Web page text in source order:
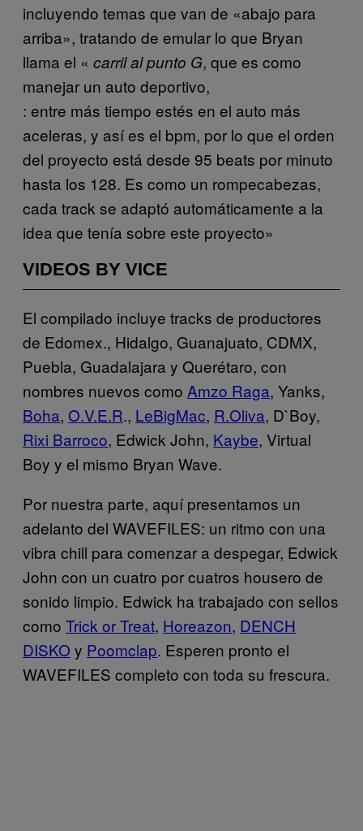
incluyendo temas que van de «abajo para
arriba», tratando de emular lo que Bryan
llama el « carril al punto G, que es como
manejar un auto deportivo,
: entre más tiempo estés en el auto más
aceleras, y así es el bpm, por lo que el orden
del proyecto está desde 95 beats por minuto
hasta los 128. Es como un rompecabezas,
cada track se adaptó automáticamente a la
idea que tenía sobre este proyecto»
VIDEOS BY VICE
El compilado incluye tracks de productores
de Edomex., Hidalgo, Guanajuato, CDMX,
Puebla, Guadalajara y Querétaro, con
nombres nuevos como Amzo Raga, Yanks,
Boha, O.V.E.R., LeBigMac, R.Oliva, D`Boy,
Rixi Barroco, Edwick John, Kaybe, Virtual
Boy y el mismo Bryan Wave.
Por nuestra parte, aquí presentamos un
adelanto del WAVEFILES: un ritmo con una
vibra chill para comenzar a despegar, Edwick
John con un cuatro por cuatros housero de
sonido limpio. Edwick ha trabajado con sellos
como Trick or Treat, Horeazon, DENCH
DISKO y Poomclap. Esperen pronto el
WAVEFILES completo con toda su frescura.